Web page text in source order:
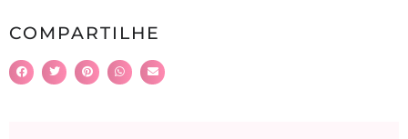
COMPARTILHE